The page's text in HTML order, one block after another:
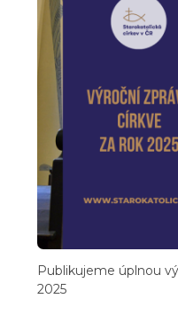
Publikujeme úplnou
2025